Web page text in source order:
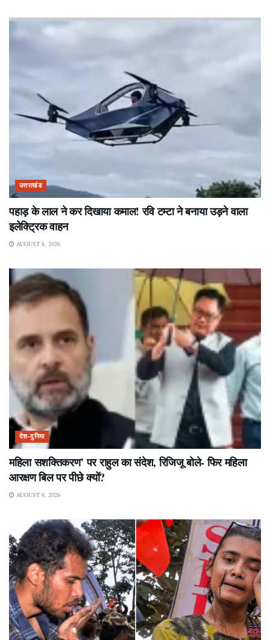
उत्तराखंड
पहाड़ के लाल ने कर दिखाया कमाल! रवि टम्टा ने बनाया उड़ने वाला
इलेक्ट्रिक वाहन
AUGUST 8, 2026
देश-दुनिया
महिला सशक्तिकरण’ पर राहुल का संदेश, रिजिजू बोले- फिर महिला
आरक्षण बिल पर पीछे क्यों?
AUGUST 8, 2026